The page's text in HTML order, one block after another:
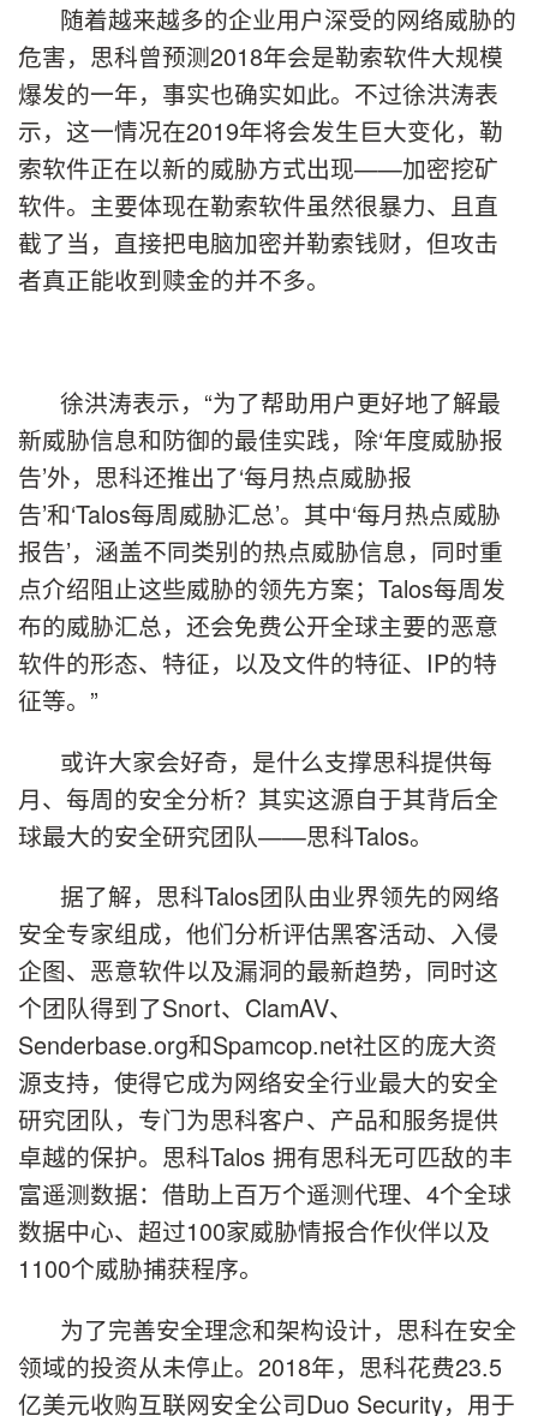
随着越来越多的企业用户深受的网络威胁的
危害，思科曾预测2018年会是勒索软件大规模
爆发的一年，事实也确实如此。不过徐洪涛表
示，这一情况在2019年将会发生巨大变化，勒
索软件正在以新的威胁方式出现——加密挖矿
软件。主要体现在勒索软件虽然很暴力、且直
截了当，直接把电脑加密并勒索钱财，但攻击
者真正能收到赎金的并不多。
徐洪涛表示，“为了帮助用户更好地了解最
新威胁信息和防御的最佳实践，除‘年度威胁报
告’外，思科还推出了‘每月热点威胁报
告’和‘Talos每周威胁汇总’。其中‘每月热点威胁
报告’，涵盖不同类别的热点威胁信息，同时重
点介绍阻止这些威胁的领先方案；Talos每周发
布的威胁汇总，还会免费公开全球主要的恶意
软件的形态、特征，以及文件的特征、IP的特
征等。”
或许大家会好奇，是什么支撑思科提供每
月、每周的安全分析？其实这源自于其背后全
球最大的安全研究团队——思科Talos。
据了解，思科Talos团队由业界领先的网络
安全专家组成，他们分析评估黑客活动、入侵
企图、恶意软件以及漏洞的最新趋势，同时这
个团队得到了Snort、ClamAV、
Senderbase.org和Spamcop.net社区的庞大资
源支持，使得它成为网络安全行业最大的安全
研究团队，专门为思科客户、产品和服务提供
卓越的保护。思科Talos 拥有思科无可匹敌的丰
富遥测数据：借助上百万个遥测代理、4个全球
数据中心、超过100家威胁情报合作伙伴以及
1100个威胁捕获程序。
为了完善安全理念和架构设计，思科在安全
领域的投资从未停止。2018年，思科花费23.5
亿美元收购互联网安全公司Duo Security，用于